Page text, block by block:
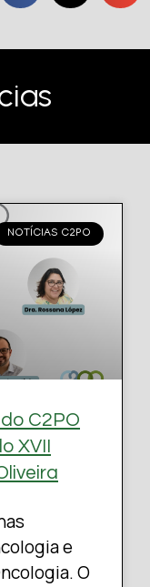
NOTÍCIAS C2PO
C2PO
XVII
e
O